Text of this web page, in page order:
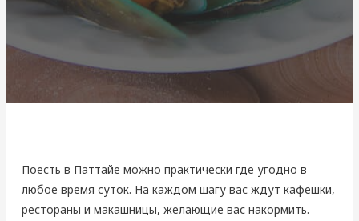
Поесть в Паттайе можно практически где угодно в
любое время суток. На каждом шагу вас ждут кафешки,
рестораны и макашницы, желающие вас накормить.